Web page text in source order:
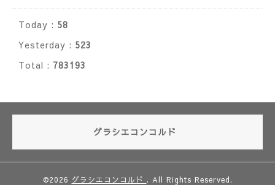
Today : 58
Yesterday : 523
Total : 783193
グラシエコンコルド
©2026 グラシエコンコルド . All Rights Reserved.